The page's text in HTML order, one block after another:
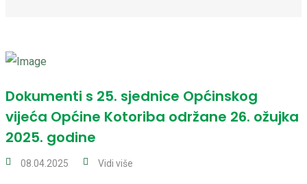
Dokumenti s 25. sjednice Općinskog
vijeća Općine Kotoriba održane 26. ožujka
2025. godine
08.04.2025 Vidi više